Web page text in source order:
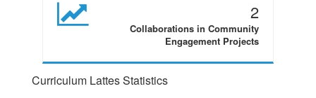
2
Collaborations in Community
Engagement Projects
Curriculum Lattes Statistics